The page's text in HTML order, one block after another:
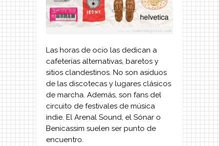
Las horas de ocio las dedican a
cafeterías alternativas, baretos y
sitios clandestinos. No son asiduos
de las discotecas y lugares clásicos
de marcha. Además, son fans del
circuito de festivales de música
indie. El Arenal Sound, el Sónar o
Benicassim suelen ser punto de
encuentro.